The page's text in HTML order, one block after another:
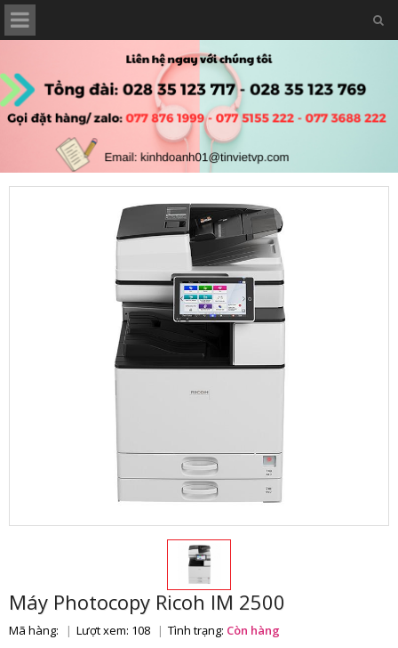
Máy Photocopy Ricoh IM 2500
Mã hàng: Lượt xem: 108 Tình trạng: Còn hàng